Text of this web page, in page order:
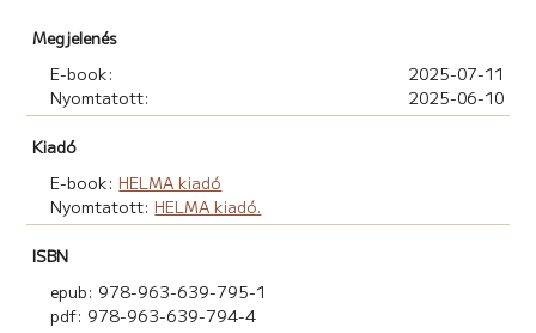
Pálinkás Angéla- Sky S.T.: Apollónia
könyvajánló
Hallottál már az Asperg család című sorozatról?
Megjelenés
E-book:
2025-07-11
Nyomtatott:
2025-06-10
Kiadó
E-book: HELMA kiadó
Nyomtatott: HELMA kiadó.
ISBN
epub: 978-963-639-795-1
pdf: 978-963-639-794-4